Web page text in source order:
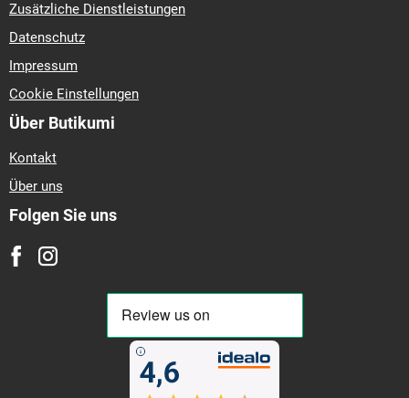
Zusätzliche Dienstleistungen
Datenschutz
Impressum
Cookie Einstellungen
Über Butikumi
Kontakt
Über uns
Folgen Sie uns